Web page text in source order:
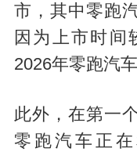
市，其中零跑
因为上市时间
2026年零跑汽
此外，在第一
零跑汽车正